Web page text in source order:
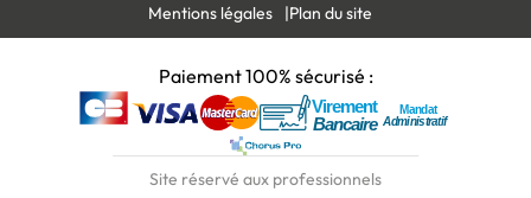
Mentions légales
Plan du site
Paiement 100% sécurisé :
Site réservé aux professionnels